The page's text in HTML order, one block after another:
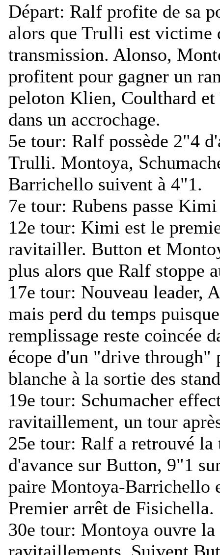
Départ: Ralf profite de sa
alors que Trulli est victime
transmission. Alonso,
profitent pour gagner un
peloton Klien, Coulthard
dans un accrochage.
5e tour: Ralf possède 2"4
Trulli. Montoya,
Barrichello suivent à 4"1.
7e tour: Rubens passe
12e tour: Kimi est le
ravitailler. Button et
plus alors que Ralf stoppe
17e tour: Nouveau leader,
mais perd du temps
remplissage reste coincée
écope d'un "drive
blanche à la sortie des
19e tour: Schumacher
ravitaillement, un tour
25e tour: Ralf a retrouvé la
d'avance sur Button, 9"1
paire Montoya-Barrichello
Premier arrêt de Fisichella.
30e tour: Montoya ouvre la